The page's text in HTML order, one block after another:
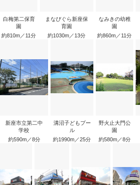
白梅第二保育
園
約810m／11分
まなびぐら新座保
育園
約1030m／13分
なみきの幼稚
園
約860m／11分
新座市立第二中
学校
約590m／8分
溝沼子どもプー
ル
約1990m／25分
野火止大門公
園
約580m／8分